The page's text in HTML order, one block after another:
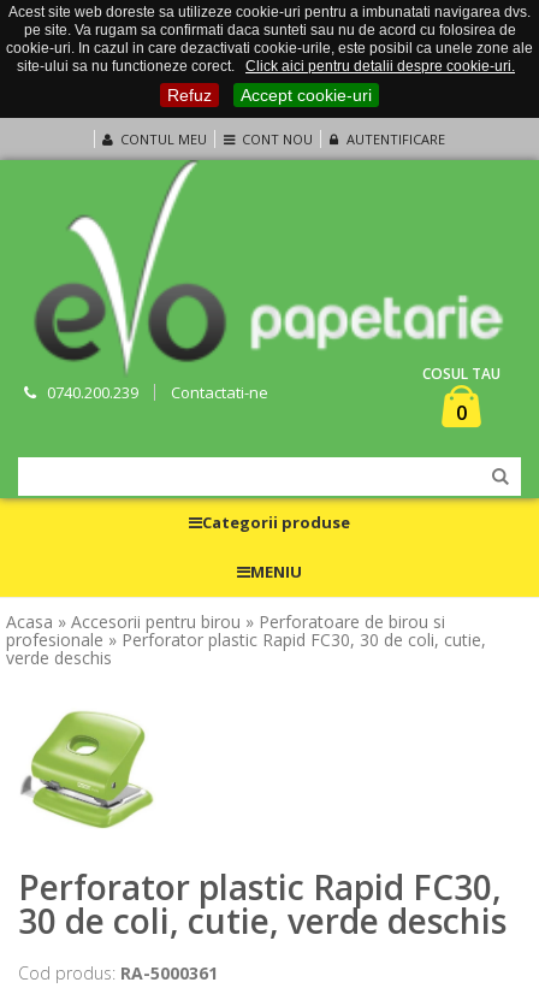
Acest site web doreste sa utilizeze cookie-uri pentru a imbunatati navigarea dvs.
pe site. Va rugam sa confirmati daca sunteti sau nu de acord cu folosirea de
cookie-uri. In cazul in care dezactivati cookie-urile, este posibil ca unele zone ale
site-ului sa nu functioneze corect.
Click aici pentru detalii despre cookie-uri.
Refuz Accept cookie-uri
CONTUL MEU CONT NOU AUTENTIFICARE
0740.200.239 Contactati-ne
COSUL TAU
0
Categorii produse
MENIU
Acasa » Accesorii pentru birou » Perforatoare de birou si
profesionale » Perforator plastic Rapid FC30, 30 de coli, cutie,
verde deschis
Perforator plastic Rapid FC30,
30 de coli, cutie, verde deschis
Cod produs: RA-5000361